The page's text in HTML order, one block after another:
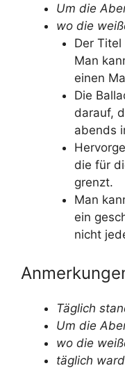
Um die
wo die
Der
Man
einen
Die
darauf,
abends
die für
grenzt.
Man
ein
nicht
Täglich
Um die
wo die
täglich